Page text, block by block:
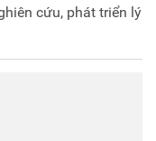
cứu, phát triển lý